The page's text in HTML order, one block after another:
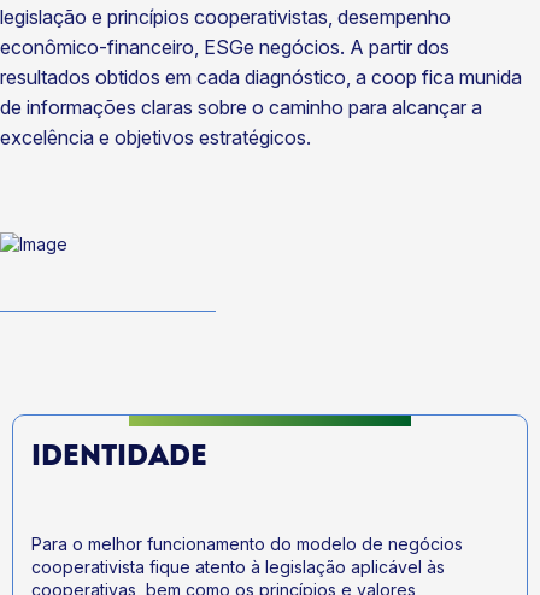
legislação e princípios cooperativistas, desempenho
econômico-financeiro, ESGe negócios. A partir dos
resultados obtidos em cada diagnóstico, a coop fica munida
de informações claras sobre o caminho para alcançar a
excelência e objetivos estratégicos.
IDENTIDADE
Para o melhor funcionamento do modelo de negócios
cooperativista fique atento à legislação aplicável às
cooperativas, bem como os princípios e valores